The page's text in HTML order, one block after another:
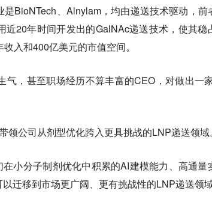
BioNTech、Alnylam，均由递送技术驱动，前
20年时间开发出的GalNAc递送技术，使其稳
入和400亿美元的市值空间。
，甚至职场经历不算丰富的CEO，对做出一
公司从剂型优化跨入更具挑战的LNP递送领域。
小分子制剂优化中积累的AI建模能力、高通量
迁移到市场更广阔、更有挑战性的LNP递送领域